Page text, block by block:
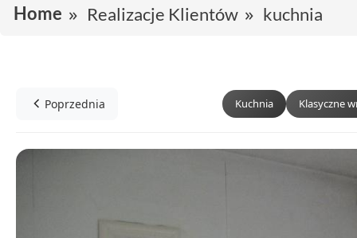
Home Realizacje Klientów kuchnia
Poprzednia Kuchnia Klasyczne